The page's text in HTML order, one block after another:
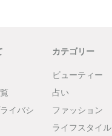
イバシ
カテゴリー
ビューティー
占い
ファッション
ライフスタイル